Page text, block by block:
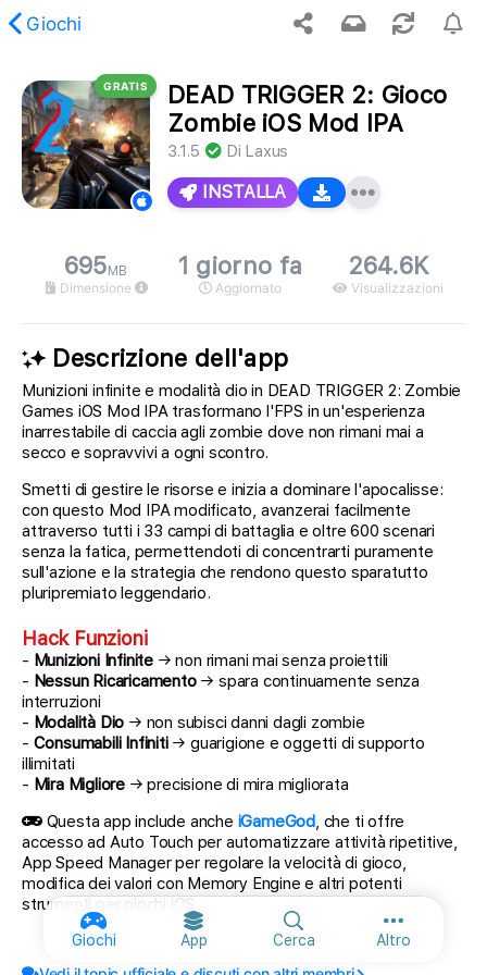
Giochi
Giochi App Cerca AltroAltre
contenuto richiesto non è stato trovato.
GRATIS
DEAD TRIGGER 2: Gioco
Zombie iOS Mod IPA
3.1.5 Di Laxus
INSTALLA
695MB
Dimensione
1 giorno fa
Aggiornato
264.6K
Visualizzazioni
Descrizione dell'app
Munizioni infinite e modalità dio in DEAD TRIGGER 2: Zombie
Games iOS Mod IPA trasformano l'FPS in un'esperienza
inarrestabile di caccia agli zombie dove non rimani mai a
secco e sopravvivi a ogni scontro.
Smetti di gestire le risorse e inizia a dominare l'apocalisse:
con questo Mod IPA modificato, avanzerai facilmente
attraverso tutti i 33 campi di battaglia e oltre 600 scenari
senza la fatica, permettendoti di concentrarti puramente
sull'azione e la strategia che rendono questo sparatutto
pluripremiato leggendario.
Hack Funzioni
- Munizioni Infinite → non rimani mai senza proiettili
- Nessun Ricaricamento→ spara continuamente senza
interruzioni
- Modalità Dio → non subisci danni dagli zombie
- Consumabili Infiniti→ guarigione e oggetti di supporto
illimitati
- Mira Migliore → precisione di mira migliorata
Questa app include anche iGameGod, che ti offre
accesso ad Auto Touch per automatizzare attività ripetitive,
App Speed Manager per regolare la velocità di gioco,
modifica dei valori con Memory Engine e altri potenti
strumenti per giochi iOS.